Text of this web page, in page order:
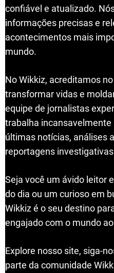
confiável e atualizado.
informações precisas e
acontecimentos mais
mundo.
No Wikkiz, acreditamos
transformar vidas e
equipe de jornalistas
trabalha
últimas notícias, análises
reportagens
Seja você um ávido leitor
do dia ou um curioso em
Wikkiz é o seu destino
engajado com o mundo
Explore nosso site, siga-
parte da comunidade